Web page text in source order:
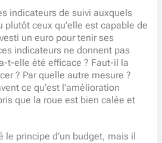
indicateurs de suivi auxquels
plutôt ceux qu’elle est capable de
un euro pour tenir ses
indicateurs ne donnent pas
t-elle été efficace ? Faut-il la
? Par quelle autre mesure ?
ce qu’est l’amélioration
que la roue est bien calée et
le principe d’un budget, mais il